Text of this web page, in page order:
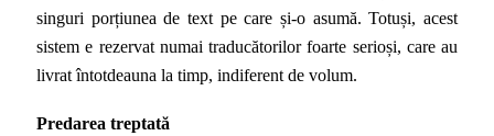
singuri porțiunea de text pe care și-o asumă. Totuși, acest
sistem e rezervat numai traducătorilor foarte serioși, care au
livrat întotdeauna la timp, indiferent de volum.
Predarea treptată